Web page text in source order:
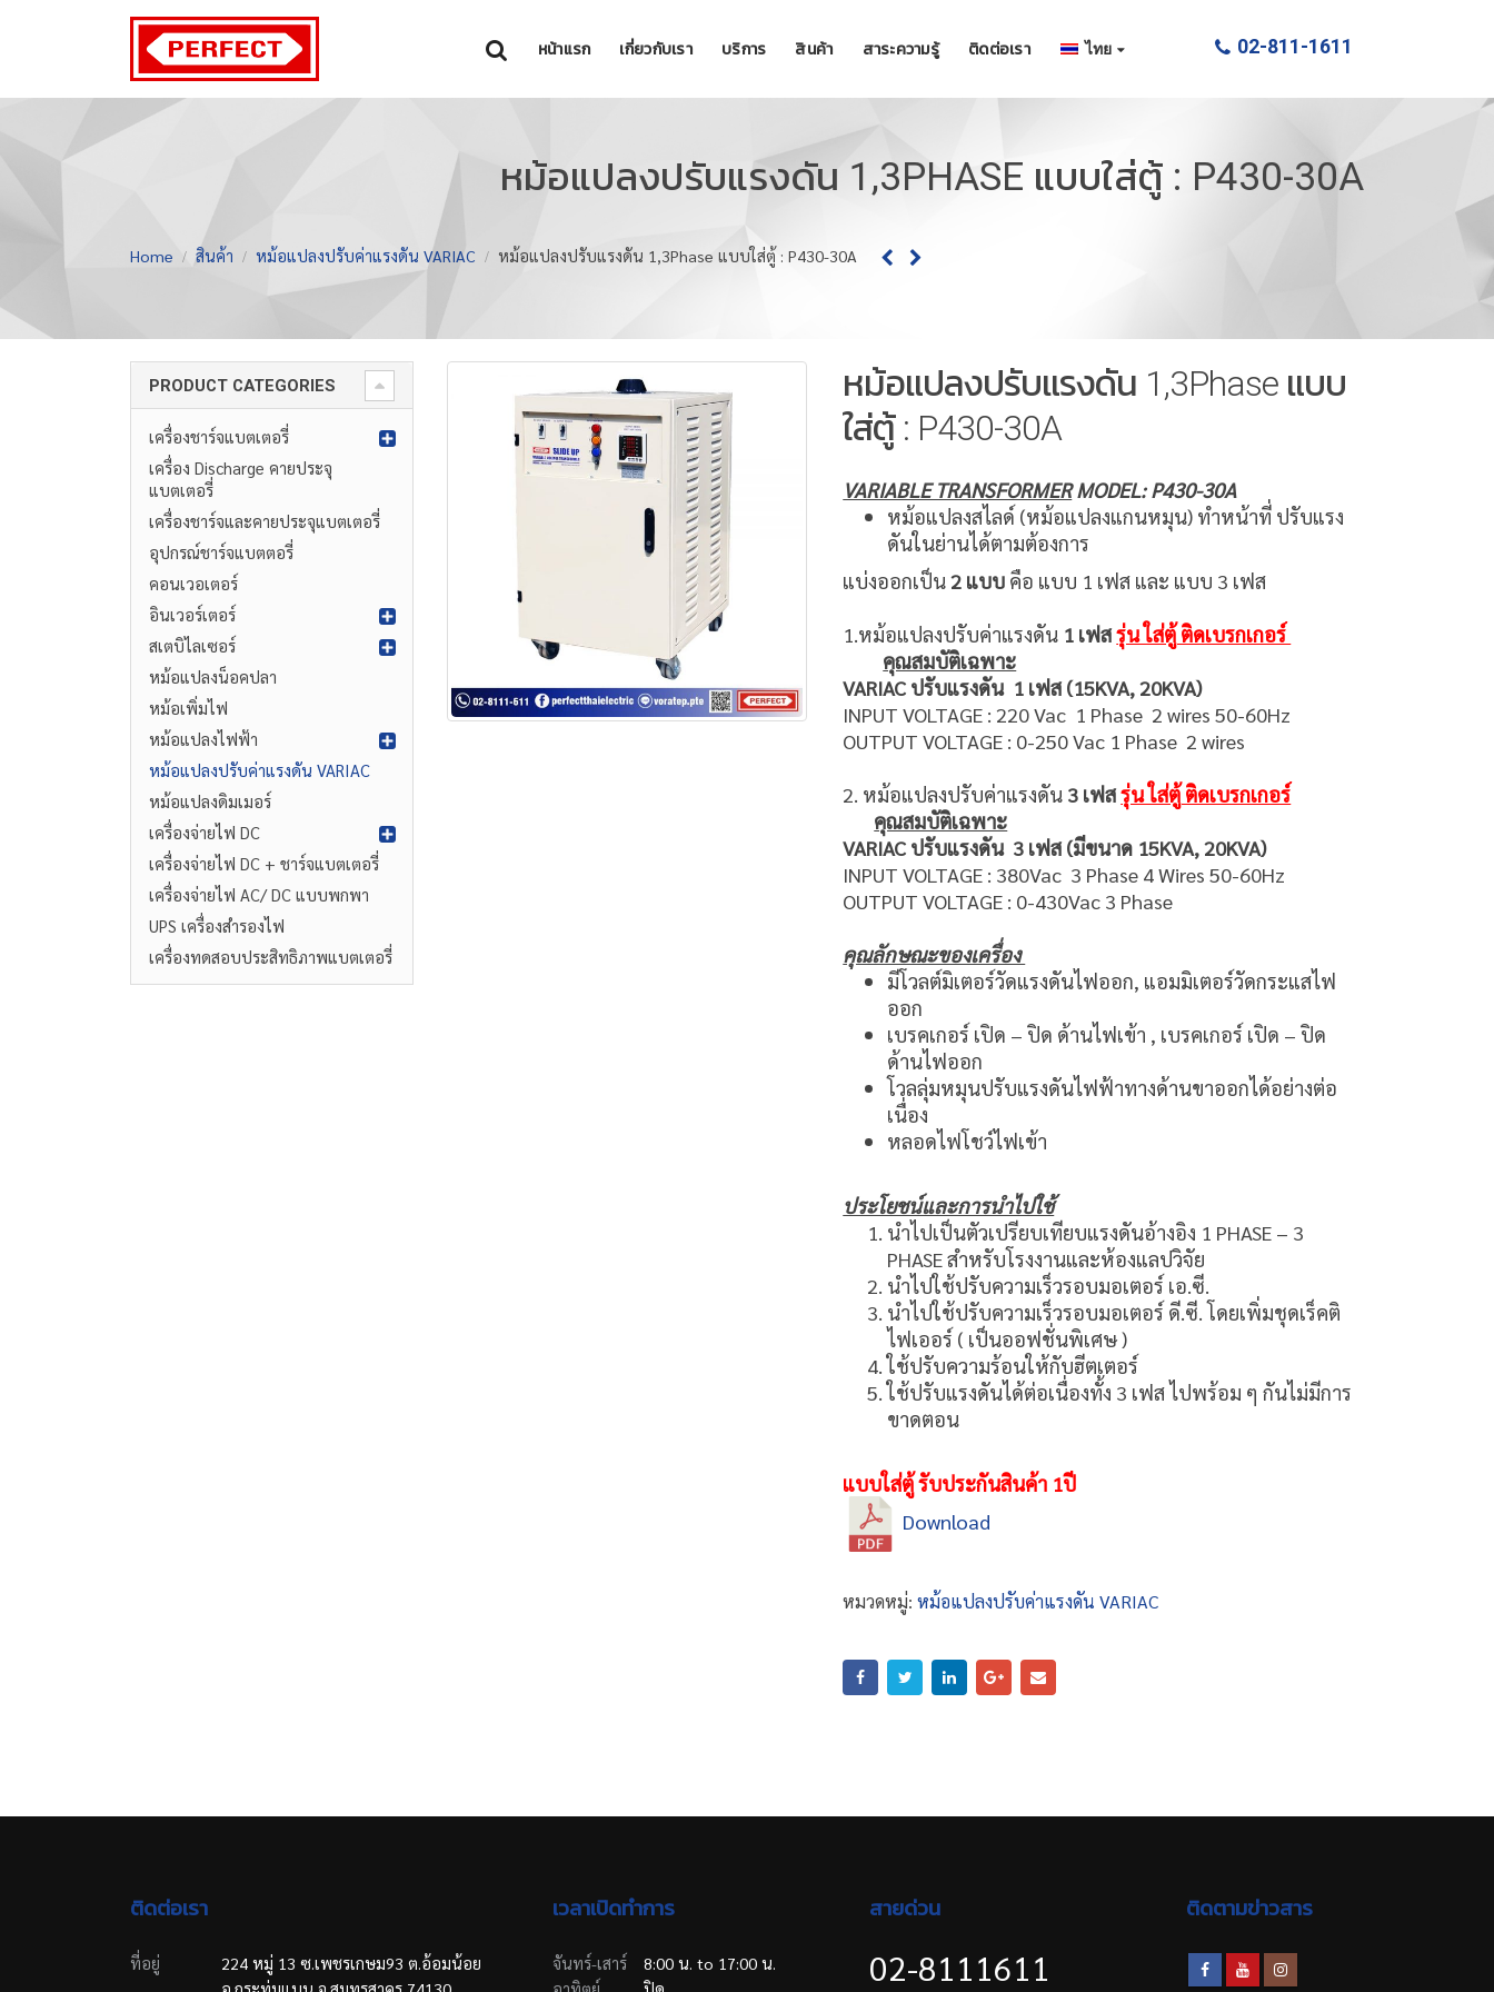
หน้าแรก เกี่ยวกับเรา บริการ สินค้า สาระความรู้ ติดต่อเรา ไทย 02-811-1611
หม้อแปลงปรับแรงดัน 1,3PHASE แบบใส่ตู้ : P430-30A
Home สินค้า หม้อแปลงปรับค่าแรงดัน VARIAC หม้อแปลงปรับแรงดัน 1,3Phase แบบใส่ตู้ : P430-30A
หม้อแปลงปรับแรงดัน 1,3Phase แบบ
ใส่ตู้ : P430-30A
VARIABLE TRANSFORMERMODEL: P430-30A
หม้อแปลงสไลด์ (หม้อแปลงแกนหมุน) ทำหน้าที่ ปรับแรง
ดันในย่านได้ตามต้องการ
แบ่งออกเป็น2 แบบ คือ แบบ 1 เฟส และ แบบ 3 เฟส
1.หม้อแปลงปรับค่าแรงดัน 1 เฟสรุ่น ใส่ตู้ ติดเบรกเกอร์
คุณสมบัติเฉพาะ
VARIAC ปรับแรงดัน 1 เฟส (15KVA, 20KVA)
INPUT VOLTAGE : 220 Vac 1 Phase 2 wires 50-60Hz
OUTPUT VOLTAGE : 0-250 Vac 1 Phase 2 wires
2. หม้อแปลงปรับค่าแรงดัน 3 เฟสรุ่น ใส่ตู้ ติดเบรกเกอร์
คุณสมบัติเฉพาะ
VARIAC ปรับแรงดัน 3 เฟส (มีขนาด 15KVA, 20KVA)
INPUT VOLTAGE : 380Vac 3 Phase 4 Wires 50-60Hz
OUTPUT VOLTAGE : 0-430Vac 3 Phase
คุณลักษณะของเครื่อง
มีโวลต์มิเตอร์วัดแรงดันไฟออก, แอมมิเตอร์วัดกระแสไฟ
ออก
เบรคเกอร์ เปิด – ปิด ด้านไฟเข้า , เบรคเกอร์ เปิด – ปิด
ด้านไฟออก
โวลลุ่มหมุนปรับแรงดันไฟฟ้าทางด้านขาออกได้อย่างต่อ
เนื่อง
หลอดไฟโชว์ไฟเข้า
ประโยชน์และการนำไปใช้
นำไปเป็นตัวเปรียบเทียบแรงดันอ้างอิง 1 PHASE – 3
PHASE สำหรับโรงงานและห้องแลปวิจัย
นำไปใช้ปรับความเร็วรอบมอเตอร์ เอ.ซี.
นำไปใช้ปรับความเร็วรอบมอเตอร์ ดี.ซี. โดยเพิ่มชุดเร็คติ
ไฟเออร์ ( เป็นออฟชั่นพิเศษ )
ใช้ปรับความร้อนให้กับฮีตเตอร์
ใช้ปรับแรงดันได้ต่อเนื่องทั้ง 3 เฟส ไปพร้อม ๆ กันไม่มีการ
ขาดตอน
แบบใส่ตู้ รับประกันสินค้า 1ปี
Download
หมวดหมู่:หม้อแปลงปรับค่าแรงดัน VARIAC
PRODUCT CATEGORIES
เครื่องชาร์จแบตเตอรี่
เครื่อง Discharge คายประจุ
แบตเตอรี่
เครื่องชาร์จและคายประจุแบตเตอรี่
อุปกรณ์ชาร์จแบตตอรี่
คอนเวอเตอร์
อินเวอร์เตอร์
สเตบิไลเซอร์
หม้อแปลงน็อคปลา
หม้อเพิ่มไฟ
หม้อแปลงไฟฟ้า
หม้อแปลงปรับค่าแรงดัน VARIAC
หม้อแปลงดิมเมอร์
เครื่องจ่ายไฟ DC
เครื่องจ่ายไฟ DC + ชาร์จแบตเตอรี่
เครื่องจ่ายไฟ AC/ DC แบบพกพา
UPS เครื่องสำรองไฟ
เครื่องทดสอบประสิทธิภาพแบตเตอรี่
ติดต่อเรา
ที่อยู่
224 หมู่ 13 ซ.เพชรเกษม93 ต.อ้อมน้อย
เวลาเปิดทำการ
จันทร์-เสาร์
8:00 น. to 17:00 น.
สายด่วน
02-8111611
ติดตามข่าวสาร